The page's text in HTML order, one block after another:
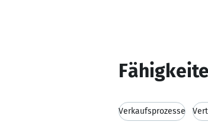
Verkaufsprozesse